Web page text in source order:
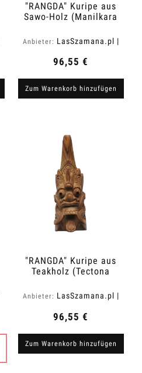
"RANGDA" Kuripe aus
Sawo-Holz (Manilkara
Anbieter: LasSzamana.pl |
96,55 €
Zum Warenkorb hinzufügen
"RANGDA" Kuripe aus
Teakholz (Tectona
Anbieter: LasSzamana.pl |
96,55 €
Zum Warenkorb hinzufügen